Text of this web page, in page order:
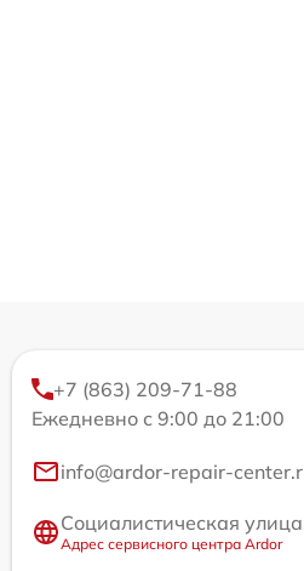
+7 (863) 209-71-88
Ежедневно с 9:00 до 21:00
info@ardor-repair-
Социалистическая
Адрес сервисного центра Ardor